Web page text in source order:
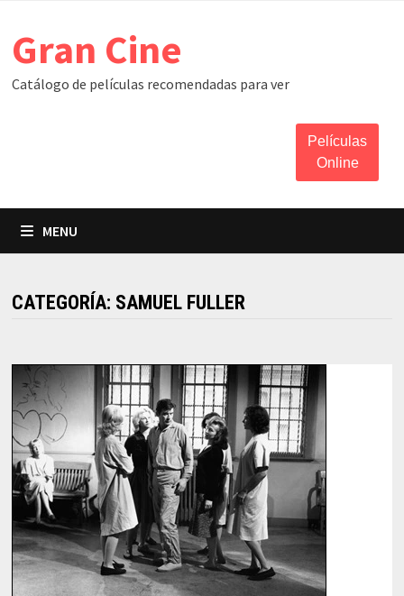
content
Gran Cine
Catálogo de películas recomendadas para ver
Películas
Online
MENU
CATEGORÍA: SAMUEL FULLER